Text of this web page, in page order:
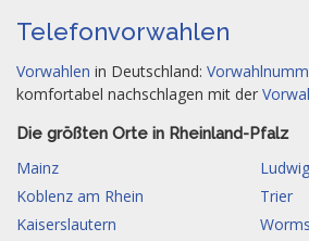
Telefonvorwahlen
Vorwahlen in Deutschland:
komfortabel nachschlagen mit der
Die größten Orte in Rheinland-Pfalz
Mainz
Koblenz am Rhein
Trier
Kaiserslautern
Worms